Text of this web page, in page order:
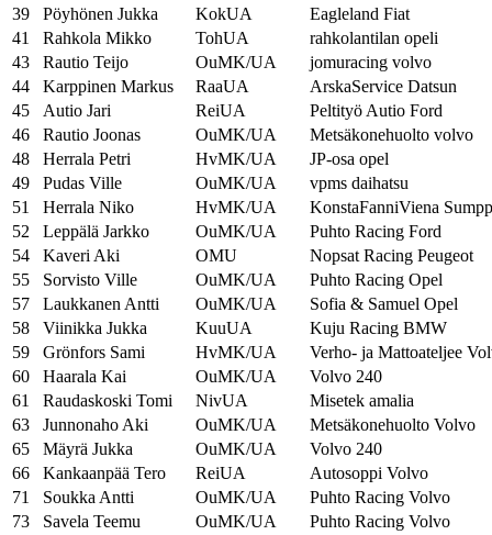
39
Pöyhönen Jukka KokUA
Eagleland Fiat
41
Rahkola Mikko TohUA
rahkolantilan opeli
43
Rautio Teijo OuMK/UA
jomuracing volvo
44
Karppinen Markus RaaUA
ArskaService Datsun
45
Autio Jari ReiUA
Peltityö Autio Ford
46
Rautio Joonas OuMK/UA
Metsäkonehuolto volvo
48
Herrala Petri HvMK/UA
JP-osa opel
49
Pudas Ville OuMK/UA
vpms daihatsu
51
Herrala Niko HvMK/UA
KonstaFanniViena
52
Leppälä Jarkko OuMK/UA
Puhto Racing Ford
54
Kaveri Aki OMU
Nopsat Racing Peugeot
55
Sorvisto Ville OuMK/UA
Puhto Racing Opel
57
Laukkanen Antti OuMK/UA
Sofia & Samuel Opel
58
Viinikka Jukka KuuUA
Kuju Racing BMW
59
Grönfors Sami HvMK/UA
Verho- ja Mattoateljee
60
Haarala Kai OuMK/UA
Volvo 240
61
Raudaskoski Tomi NivUA
Misetek amalia
63
Junnonaho Aki OuMK/UA
Metsäkonehuolto Volvo
65
Mäyrä Jukka OuMK/UA
Volvo 240
66
Kankaanpää Tero ReiUA
Autosoppi Volvo
71
Soukka Antti OuMK/UA
Puhto Racing Volvo
73
Savela Teemu OuMK/UA
Puhto Racing Volvo